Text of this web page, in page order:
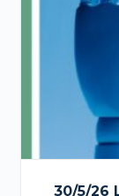
30/5/26